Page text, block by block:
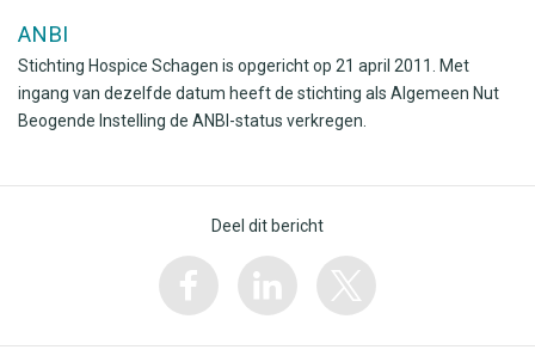
ANBI
Stichting Hospice Schagen is opgericht op 21 april 2011. Met
ingang van dezelfde datum heeft de stichting als Algemeen Nut
Beogende Instelling de ANBI-status verkregen.
Deel dit bericht